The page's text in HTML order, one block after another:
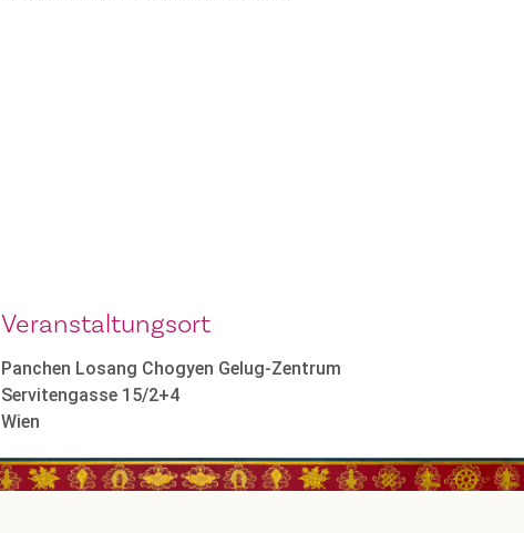
Veranstaltungsort
Panchen Losang Chogyen Gelug-Zentrum
Servitengasse 15/2+4
Wien